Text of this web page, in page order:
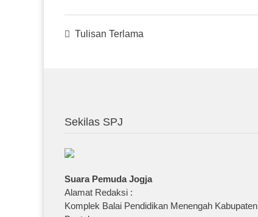
Posts
Tulisan Terlama
Sekilas SPJ
Suara Pemuda Jogja
Alamat Redaksi :
Komplek Balai Pendidikan Menengah Kabupaten